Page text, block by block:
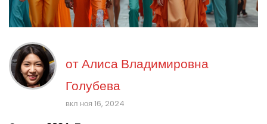
отАлиса Владимировна
Голубева
вкл ноя 16, 2024